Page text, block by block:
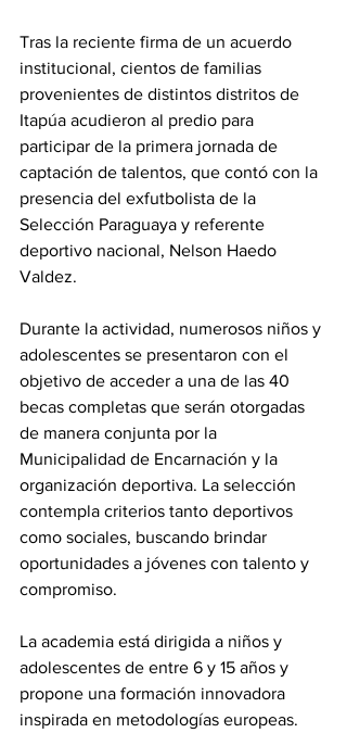
Tras la reciente firma de un acuerdo
institucional, cientos de familias
provenientes de distintos distritos de
Itapúa acudieron al predio para
participar de la primera jornada de
captación de talentos, que contó con la
presencia del exfutbolista de la
Selección Paraguaya y referente
deportivo nacional, Nelson Haedo
Valdez.
Durante la actividad, numerosos niños y
adolescentes se presentaron con el
objetivo de acceder a una de las 40
becas completas que serán otorgadas
de manera conjunta por la
Municipalidad de Encarnación y la
organización deportiva. La selección
contempla criterios tanto deportivos
como sociales, buscando brindar
oportunidades a jóvenes con talento y
compromiso.
La academia está dirigida a niños y
adolescentes de entre 6 y 15 años y
propone una formación innovadora
inspirada en metodologías europeas.